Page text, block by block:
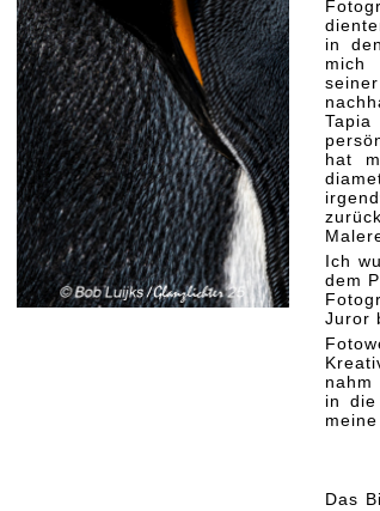
in
hat
Ich
dem
Juror
nahm
in die
Das